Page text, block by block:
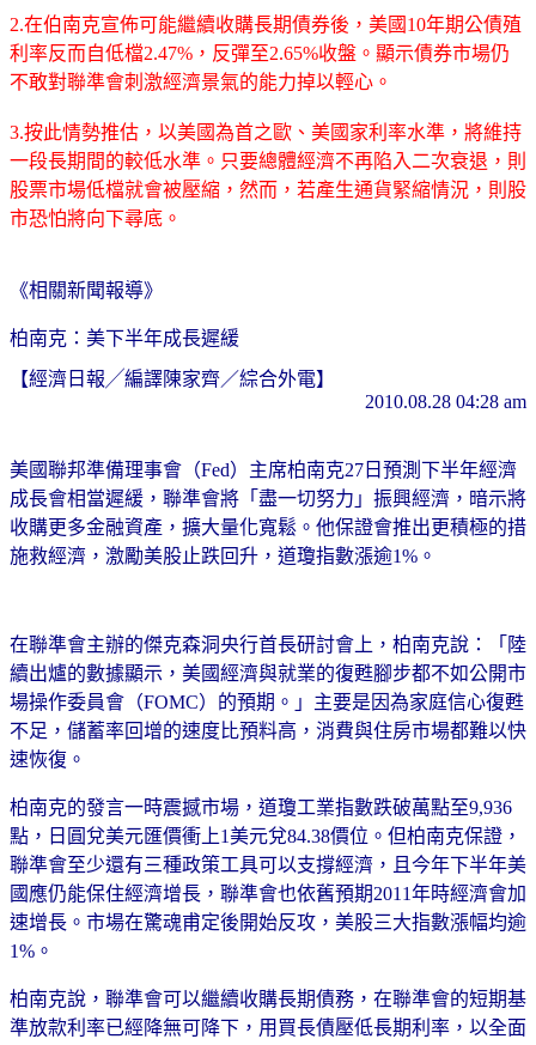
2.在伯南克宣佈可能繼續收購長期債券後，美國10年期公債殖
利率反而自低檔2.47%，反彈至2.65%收盤。顯示債券市場仍
不敢對聯準會刺激經濟景氣的能力掉以輕心。
3.按此情勢推估，以美國為首之歐、美國家利率水準，將維持
一段長期間的較低水準。只要總體經濟不再陷入二次衰退，則
股票市場低檔就會被壓縮，然而，若產生通貨緊縮情況，則股
市恐怕將向下尋底。
《相關新聞報導》
柏南克：美下半年成長遲緩
【經濟日報╱編譯陳家齊／綜合外電】
2010.08.28 04:28 am
美國聯邦準備理事會（Fed）主席柏南克27日預測下半年經濟
成長會相當遲緩，聯準會將「盡一切努力」振興經濟，暗示將
收購更多金融資產，擴大量化寬鬆。他保證會推出更積極的措
施救經濟，激勵美股止跌回升，道瓊指數漲逾1%。
在聯準會主辦的傑克森洞央行首長研討會上，柏南克說：「陸
續出爐的數據顯示，美國經濟與就業的復甦腳步都不如公開市
場操作委員會（FOMC）的預期。」主要是因為家庭信心復甦
不足，儲蓄率回增的速度比預料高，消費與住房市場都難以快
速恢復。
柏南克的發言一時震撼市場，道瓊工業指數跌破萬點至9,936
點，日圓兌美元匯價衝上1美元兌84.38價位。但柏南克保證，
聯準會至少還有三種政策工具可以支撐經濟，且今年下半年美
國應仍能保住經濟增長，聯準會也依舊預期2011年時經濟會加
速增長。市場在驚魂甫定後開始反攻，美股三大指數漲幅均逾
1%。
柏南克說，聯準會可以繼續收購長期債務，在聯準會的短期基
準放款利率已經降無可降下，用買長債壓低長期利率，以全面